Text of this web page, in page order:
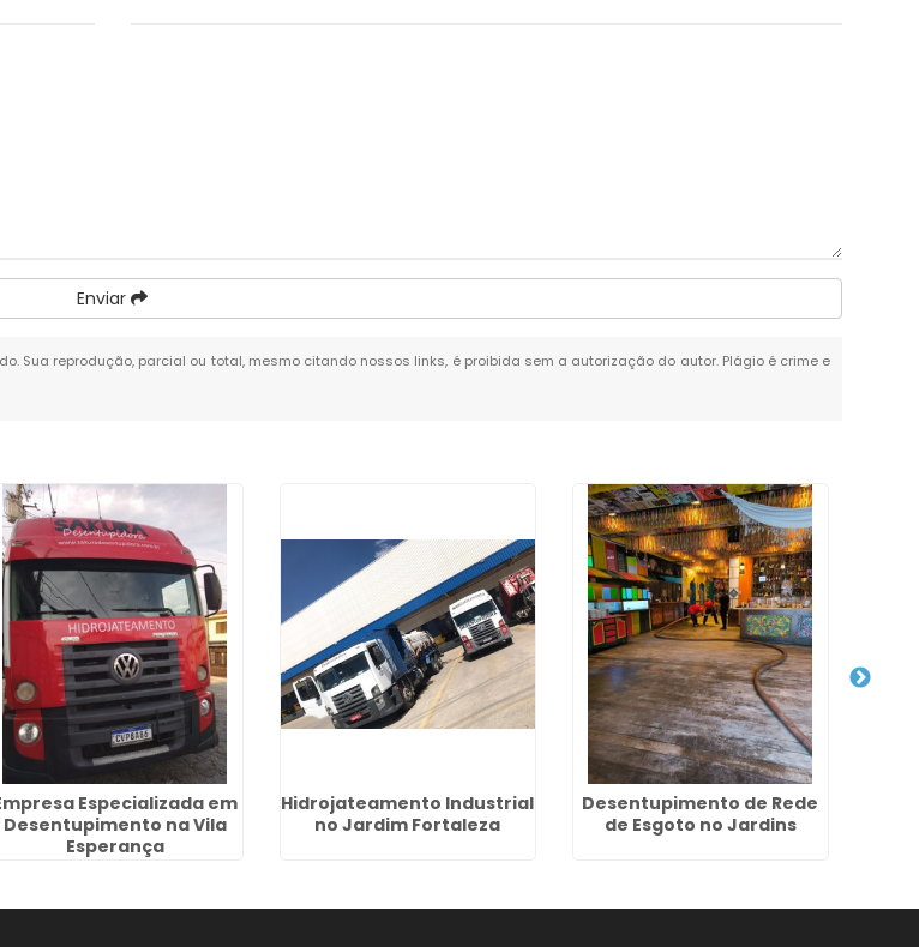
Enviar
Sua reprodução, parcial ou total, mesmo citando nossos links, é proibida sem a autorização do autor. Plágio é crime e
Especializada em
Desentupimento na Vila
Esperança
Hidrojateamento Industrial
no Jardim Fortaleza
Desentupimento de Rede
de Esgoto no Jardins